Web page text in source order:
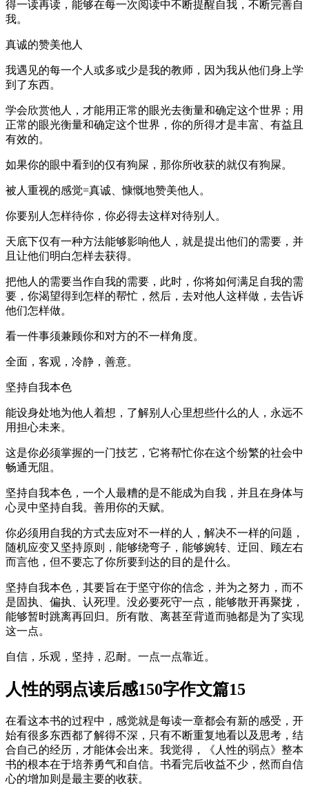
得一读再读，能够在每一次阅读中不断提醒自我，不断完善自
我。
真诚的赞美他人
我遇见的每一个人或多或少是我的教师，因为我从他们身上学
到了东西。
学会欣赏他人，才能用正常的眼光去衡量和确定这个世界；用
正常的眼光衡量和确定这个世界，你的所得才是丰富、有益且
有效的。
如果你的眼中看到的仅有狗屎，那你所收获的就仅有狗屎。
被人重视的感觉=真诚、慷慨地赞美他人。
你要别人怎样待你，你必得去这样对待别人。
天底下仅有一种方法能够影响他人，就是提出他们的需要，并
且让他们明白怎样去获得。
把他人的需要当作自我的需要，此时，你将如何满足自我的需
要，你渴望得到怎样的帮忙，然后，去对他人这样做，去告诉
他们怎样做。
看一件事须兼顾你和对方的不一样角度。
全面，客观，冷静，善意。
坚持自我本色
能设身处地为他人着想，了解别人心里想些什么的人，永远不
用担心未来。
这是你必须掌握的一门技艺，它将帮忙你在这个纷繁的社会中
畅通无阻。
坚持自我本色，一个人最糟的是不能成为自我，并且在身体与
心灵中坚持自我。善用你的天赋。
你必须用自我的方式去应对不一样的人，解决不一样的问题，
随机应变又坚持原则，能够绕弯子，能够婉转、迂回、顾左右
而言他，但不要忘了你所要到达的目的是什么。
坚持自我本色，其要旨在于坚守你的信念，并为之努力，而不
是固执、偏执、认死理。没必要死守一点，能够散开再聚拢，
能够暂时跳离再回归。所有散、离甚至背道而驰都是为了实现
这一点。
自信，乐观，坚持，忍耐。一点一点靠近。
人性的弱点读后感150字作文篇15
在看这本书的过程中，感觉就是每读一章都会有新的感受，开
始有很多东西都了解得不深，只有不断重复地看以及思考，结
合自己的经历，才能体会出来。我觉得，《人性的弱点》整本
书的根本在于培养勇气和自信。书看完后收益不少，然而自信
心的增加则是最主要的收获。